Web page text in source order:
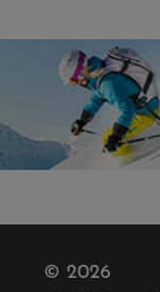
© 2026